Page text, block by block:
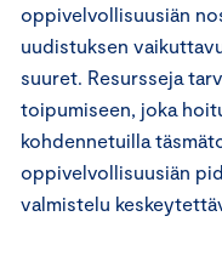
oppivelvollisuusiän
uudistuksen
suuret. Resursseja
toipumiseen, joka
kohdennetuilla
oppivelvollisuusiän
valmistelu